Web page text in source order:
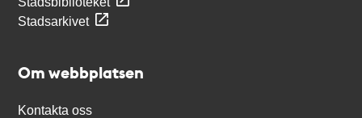
Stadsarkivet
Om webbplatsen
Kontakta oss